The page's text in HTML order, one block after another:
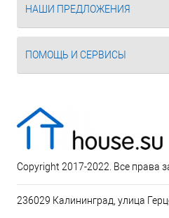
НАШИ ПРЕДЛОЖЕНИЯ
ПОМОЩЬ И СЕРВИСЫ
Copyright 2017-2022. Все права
236029 Калининград, улица